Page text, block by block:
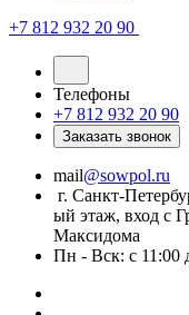
+7 812 932 20 90
Телефоны
+7 812 932 20 90
Заказать звонок
mail@sowpol.ru
г. Санкт-
ый этаж, вход с
Максидома
Пн - Вск: с 11:00